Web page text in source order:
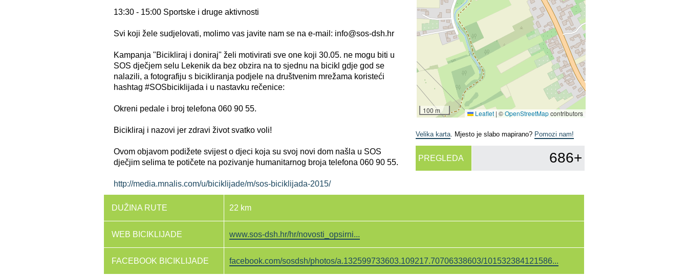
13:30 - 15:00 Sportske i druge aktivnosti
Svi koji žele sudjelovati, molimo vas javite nam se na e-mail: info@sos-dsh.hr
Kampanja "Bicikliraj i doniraj" želi motivirati sve one koji 30.05. ne mogu biti u
SOS dječjem selu Lekenik da bez obzira na to sjednu na bicikl gdje god se
nalazili, a fotografiju s bicikliranja podjele na društvenim mrežama koristeći
hashtag #SOSbiciklijada i u nastavku rečenice:
Okreni pedale i broj telefona 060 90 55.
Bicikliraj i nazovi jer zdravi život svatko voli!
Ovom objavom podižete svijest o djeci koja su svoj novi dom našla u SOS
dječjim selima te potičete na pozivanje humanitarnog broja telefona 060 90 55.
http://media.mnalis.com/u/biciklijade/m/sos-biciklijada-2015/
100 m Leaflet | ©OpenStreetMapcontributors
Velika karta . Mjesto je slabo mapirano? Pomozi nam!
PREGLEDA 686+
DUŽINA RUTE 22 km
WEB BICIKLIJADE www.sos-dsh.hr/hr/novosti_opsirni...
FACEBOOK BICIKLIJADE facebook.com/sosdsh/photos/a.132599733603.109217.70706338603/101532384121586...